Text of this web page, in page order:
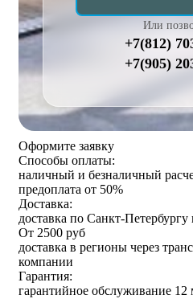
Или
+7(812)
+7(905)
Способы оплаты:
наличный и безналичный
предоплата от 50%
Доставка:
доставка по Санкт-
От 2500 руб
доставка в регионы через
компании
Гарантия:
гарантийное обслуживание 12
Оформите заявку